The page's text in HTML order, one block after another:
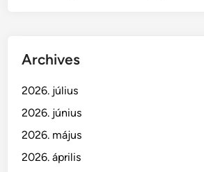
Archives
2026. július
2026. június
2026. május
2026. április